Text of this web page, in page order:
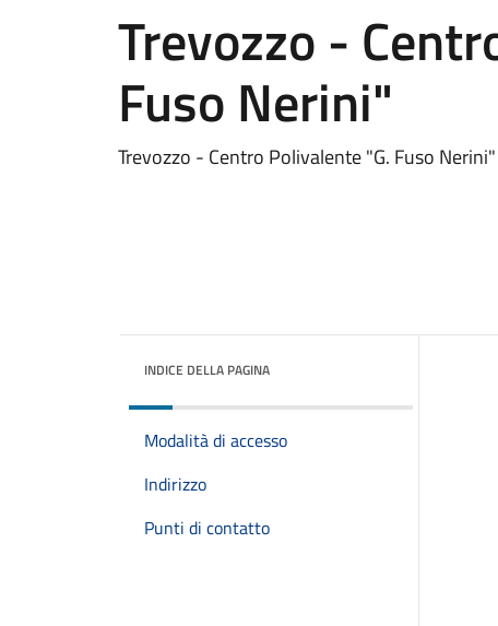
Trevozzo -
Fuso Nerini"
Trevozzo - Centro Polivalente "G. Fuso Nerini"
INDICE DELLA PAGINA
Modalità di accesso
Indirizzo
Punti di contatto